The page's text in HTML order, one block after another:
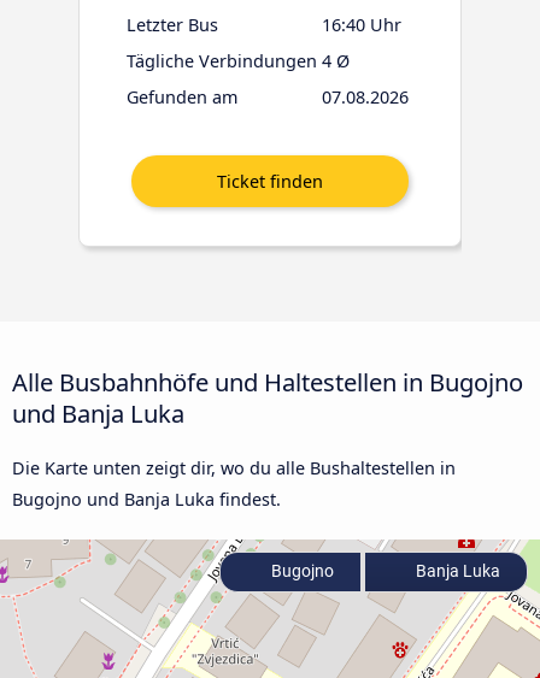
Letzter Bus
16:40 Uhr
Tägliche Verbindungen 4 Ø
Gefunden am
07.08.2026
Alle Busbahnhöfe und Haltestellen in Bugojno
und Banja Luka
Die Karte unten zeigt dir, wo du alle Bushaltestellen in
Bugojno und Banja Luka findest.
Bugojno Banja Luka